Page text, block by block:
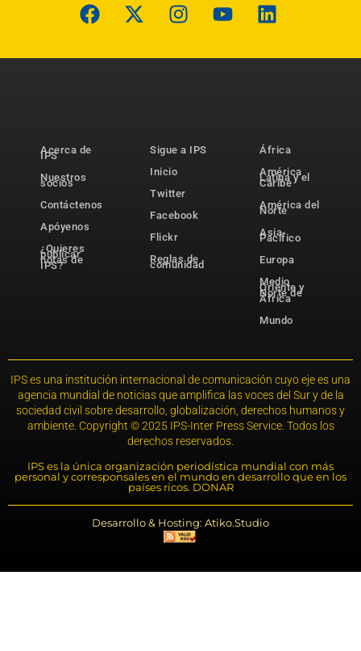
Acerca de
IPS
Nuestros
socios
Contáctenos
Apóyenos
¿Quieres
publicar
notas de
IPS?
Sigue a IPS
Inicio
Twitter
Facebook
Flickr
Reglas de
comunidad
África
América
Latina y el
Caribe
América del
Norte
Asia-
Pacífico
Europa
Medio
Oriente y
Norte de
África
Mundo
IPS es una institución internacional de comunicación cuyo eje es una
agencia mundial de noticias que amplifica las voces del Sur y de la
sociedad civil sobre desarrollo, globalización, derechos humanos y
ambiente. Copyright © 2025 IPS-Inter Press Service. Todos los
derechos reservados.
IPS es la única organización periodística mundial con más
personal y corresponsales en el mundo en desarrollo que en los
países ricos. DONAR
Desarrollo & Hosting: Atiko.Studio